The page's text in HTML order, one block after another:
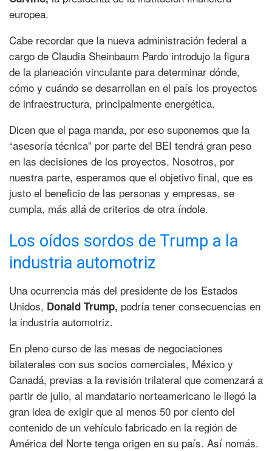
europea.
Cabe recordar que la nueva administración federal a
cargo de Claudia Sheinbaum Pardo introdujo la figura
de la planeación vinculante para determinar dónde,
cómo y cuándo se desarrollan en el país los proyectos
de infraestructura, principalmente energética.
Dicen que el paga manda, por eso suponemos que la
“asesoría técnica” por parte del BEI tendrá gran peso
en las decisiones de los proyectos. Nosotros, por
nuestra parte, esperamos que el objetivo final, que es
justo el beneficio de las personas y empresas, se
cumpla, más allá de criterios de otra índole.
Los oídos sordos de Trump a la
industria automotriz
Una ocurrencia más del presidente de los Estados
Unidos, Donald Trump, podría tener consecuencias en
la industria automotriz.
En pleno curso de las mesas de negociaciones
bilaterales con sus socios comerciales, México y
Canadá, previas a la revisión trilateral que comenzará a
partir de julio, al mandatario norteamericano le llegó la
gran idea de exigir que al menos 50 por ciento del
contenido de un vehículo fabricado en la región de
América del Norte tenga origen en su país. Así nomás.